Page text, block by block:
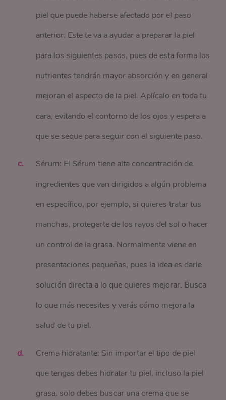
piel que puede haberse afectado por el paso
anterior. Este te va a ayudar a preparar la piel
para los siguientes pasos, pues de esta forma los
nutrientes tendrán mayor absorción y en general
mejoran el aspecto de la piel. Aplícalo en toda tu
cara, evitando el contorno de los ojos y espera a
que se seque para seguir con el siguiente paso.
Sérum: El Sérum tiene alta concentración de
ingredientes que van dirigidos a algún problema
en específico, por ejemplo, si quieres tratar tus
manchas, protegerte de los rayos del sol o hacer
un control de la grasa. Normalmente viene en
presentaciones pequeñas, pues la idea es darle
solución directa a lo que quieres mejorar. Busca
lo que más necesites y verás cómo mejora la
salud de tu piel.
Crema hidratante: Sin importar el tipo de piel
que tengas debes hidratar tu piel, incluso la piel
grasa, solo debes buscar una crema que se